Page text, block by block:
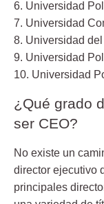
6. Universidad
7. Universidad
8. Universidad
9. Universidad
10. Universidad
¿Qué grado
ser CEO?
No existe un
director ejecutivo
principales